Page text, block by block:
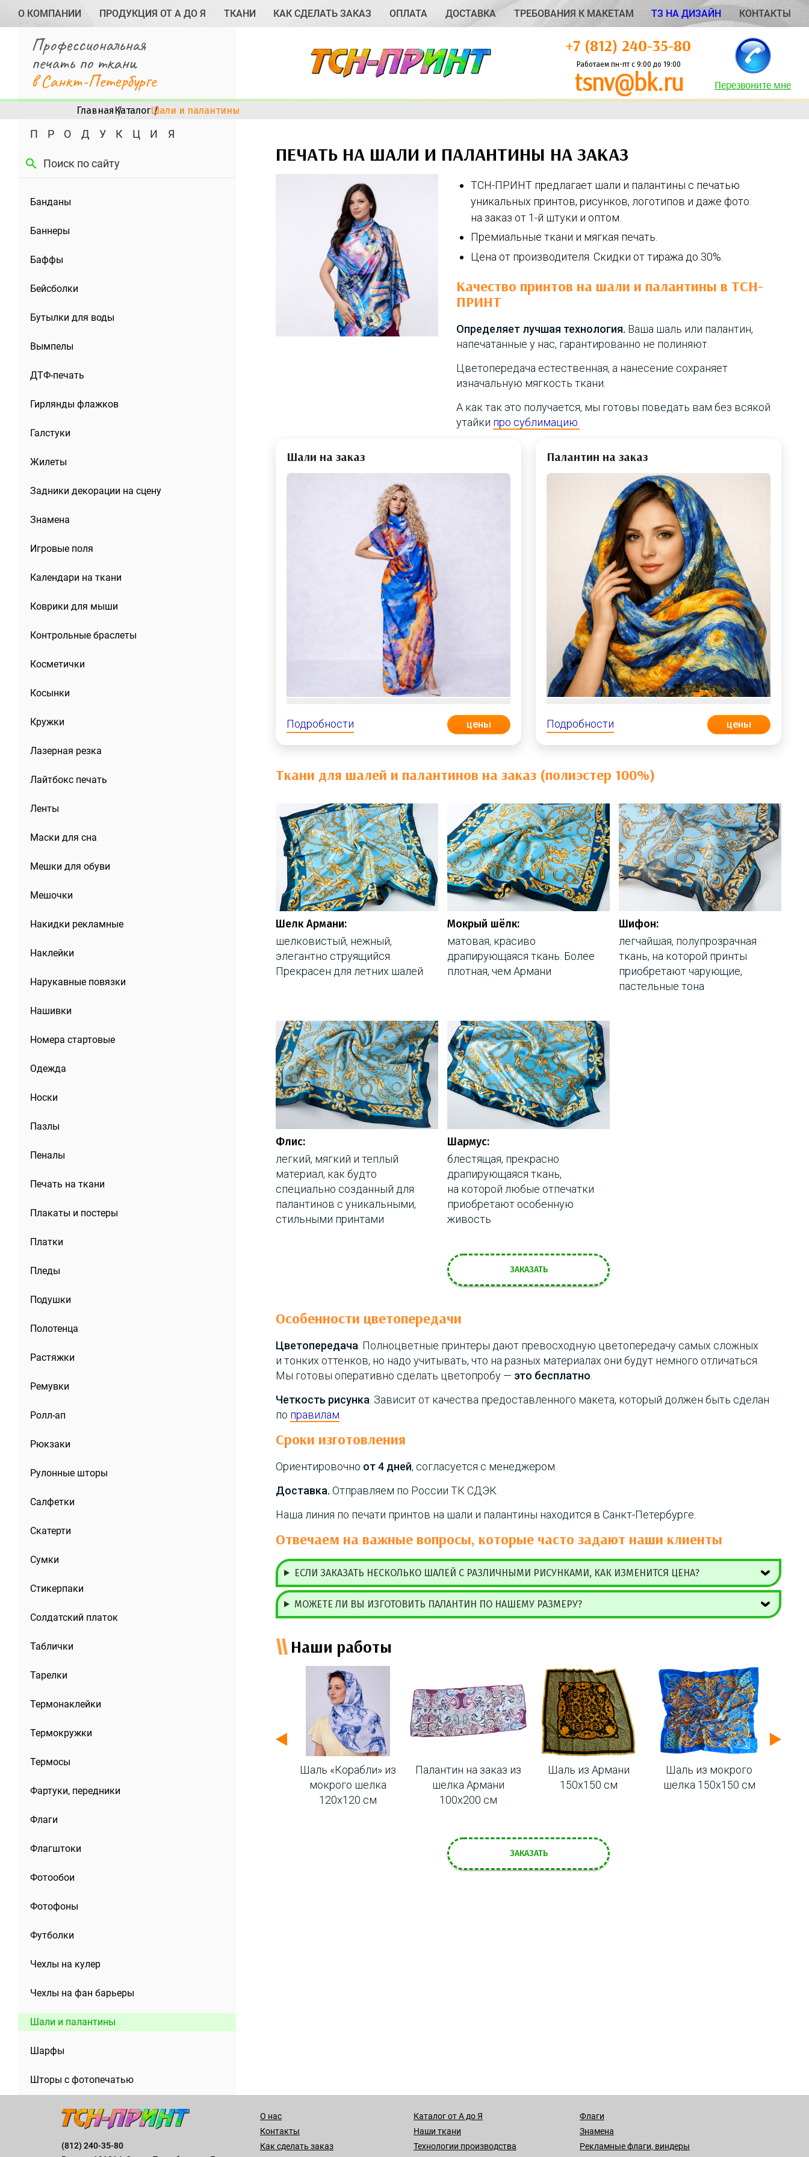
О КОМПАНИИ ПРОДУКЦИЯ ОТ А ДО Я ТКАНИ КАК СДЕЛАТЬ ЗАКАЗ ОПЛАТА ДОСТАВКА ТРЕБОВАНИЯ К МАКЕТАМ ТЗ НА ДИЗАЙН КОНТАКТЫ
Профессиональная
печать по ткани
в Санкт-Петербурге
+7 (812) 240-35-80
Работаем пн-пт с 9:00 до 19:00
tsnv@bk.ru Перезвоните мне
Главная КаталогШали и палантины
ПРОДУКЦИЯ
search
Банданы
Баннеры
Баффы
Бейсболки
Бутылки для воды
Вымпелы
ДТФ-печать
Гирлянды флажков
Галстуки
Жилеты
Задники декорации на сцену
Знамена
Игровые поля
Календари на ткани
Коврики для мыши
Контрольные браслеты
Косметички
Косынки
Кружки
Лазерная резка
Лайтбокс печать
Ленты
Маски для сна
Мешки для обуви
Мешочки
Накидки рекламные
Наклейки
Нарукавные повязки
Нашивки
Номера стартовые
Одежда
Носки
Пазлы
Пеналы
Печать на ткани
Плакаты и постеры
Платки
Пледы
Подушки
Полотенца
Растяжки
Ремувки
Ролл-ап
Рюкзаки
Рулонные шторы
Салфетки
Скатерти
Сумки
Стикерпаки
Солдатский платок
Таблички
Тарелки
Термонаклейки
Термокружки
Термосы
Фартуки, передники
Флаги
Флагштоки
Фотообои
Фотофоны
Футболки
Чехлы на кулер
Чехлы на фан барьеры
Шали и палантины
Шарфы
Шторы с фотопечатью
ПЕЧАТЬ НА ШАЛИ И ПАЛАНТИНЫ НА ЗАКАЗ
ТСН-ПРИНТ предлагает шали и палантины с печатью
уникальных принтов, рисунков, логотипов и даже фото:
на заказ от 1-й штуки и оптом.
Премиальные ткани и мягкая печать.
Цена от производителя. Скидки от тиража до 30%.
Качество принтов на шали и палантины в ТСН-
ПРИНТ
Определяет лучшая технология. Ваша шаль или палантин,
напечатанные у нас, гарантированно не полиняют.
Цветопередача естественная, а нанесение сохраняет
изначальную мягкость ткани.
А как так это получается, мы готовы поведать вам без всякой
утайки про сублимацию.
Шали на заказ
Подробности цены
Палантин на заказ
Подробности цены
Ткани для шалей и палантинов на заказ (полиэстер 100%)
Шелк Армани:
шелковистый, нежный,
элегантно струящийся.
Прекрасен для летних шалей
Мокрый шёлк:
матовая, красиво
драпирующаяся ткань. Более
плотная, чем Армани
Шифон:
легчайшая, полупрозрачная
ткань, на которой принты
приобретают чарующие,
пастельные тона
Флис:
легкий, мягкий и теплый
материал, как будто
специально созданный для
палантинов с уникальными,
стильными принтами
Шармус:
блестящая, прекрасно
драпирующаяся ткань,
на которой любые отпечатки
приобретают особенную
живость
ЗАКАЗАТЬ
Особенности цветопередачи
Цветопередача . Полноцветные принтеры дают превосходную цветопередачу самых сложных
и тонких оттенков, но надо учитывать, что на разных материалах они будут немного отличаться.
Мы готовы оперативно сделать цветопробу — это бесплатно
Четкость рисунка . Зависит от качества предоставленного макета, который должен быть сделан
по правилам
Сроки изготовления
Ориентировочно от 4 дней, согласуется с менеджером.
Доставка. Отправляем по России ТК СДЭК.
Наша линия по печати принтов на шали и палантины находится в Санкт-Петербурге.
Отвечаем на важные вопросы, которые часто задают наши клиенты
ЕСЛИ ЗАКАЗАТЬ НЕСКОЛЬКО ШАЛЕЙ С РАЗЛИЧНЫМИ РИСУНКАМИ, КАК ИЗМЕНИТСЯ ЦЕНА?
МОЖЕТЕ ЛИ ВЫ ИЗГОТОВИТЬ ПАЛАНТИН ПО НАШЕМУ РАЗМЕРУ?
Наши работы
Шаль из мокрого
Шаль «Корабли» из
мокрого шелка
120х120 см
Палантин на заказ из
шелка Армани
100х200 см
Шаль из Армани
150х150 см
Шаль из мокрого
шелка 150х150 см
ЗАКАЗАТЬ
(812) 240-35-80
О нас
Контакты
Как сделать заказ
Каталог от А до Я
Наши ткани
Технологии производства
Флаги
Знамена
Рекламные флаги, виндеры